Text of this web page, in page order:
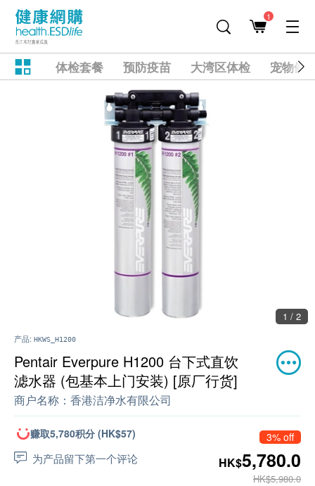
1
体检套餐 预防疫苗 大湾区体检 宠物健
1 / 2
产品: HKWS_H1200
Pentair Everpure H1200 台下式直饮
滤水器 (包基本上门安装) [原厂行货]
商户名称： 香港洁净水有限公司
赚取5,780积分 (HK$57)
为产品留下第一个评论
3% off
HK$5,780.0
HK$5,980.0